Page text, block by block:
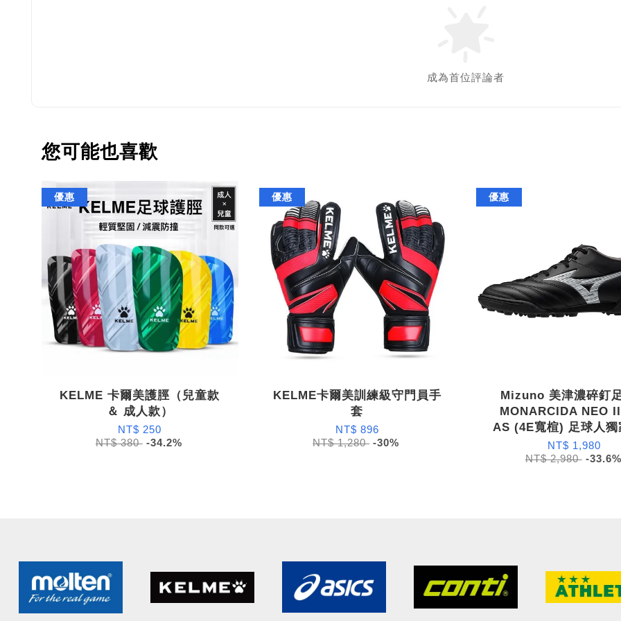
成為首位評論者
您可能也喜歡
優惠
KELME 卡爾美護脛（兒童款
＆ 成人款）
NT$ 250
NT$ 380 -34.2%
優惠
KELME卡爾美訓練級守門員手
套
NT$ 896
NT$ 1,280 -30%
優惠
Mizuno 美津濃碎釘
MONARCIDA NEO
AS (4E寬楦) 足球人獨
NT$ 1,980
NT$ 2,980 -33.6%